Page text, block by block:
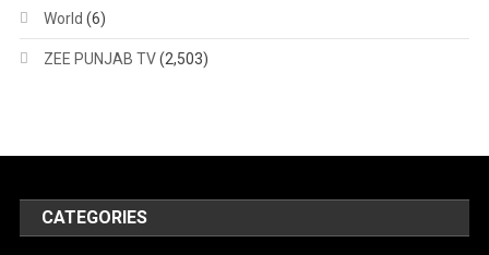
World (6)
ZEE PUNJAB TV(2,503)
CATEGORIES